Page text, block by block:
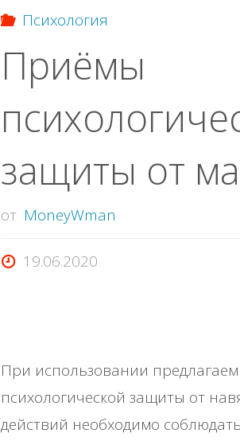
Психология
Приёмы
защиты от
от MoneyWman
19.06.2020
При использовании
психологической защиты от
действий необходимо